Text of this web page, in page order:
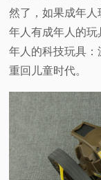
评
测
科
然了，如果成年
年人有成年人的
年人的科技玩具：
重回儿童时代。